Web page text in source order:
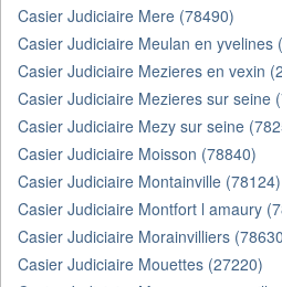
Casier Judiciaire Mere (78490)
Casier Judiciaire Meulan en yvelines
Casier Judiciaire Mezieres en vexin
Casier Judiciaire Mezieres sur seine
Casier Judiciaire Mezy sur seine
Casier Judiciaire Moisson (78840)
Casier Judiciaire Montainville (78124)
Casier Judiciaire Montfort l amaury
Casier Judiciaire Morainvilliers
Casier Judiciaire Mouettes (27220)